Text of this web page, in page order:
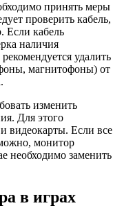
принять меры
проверить кабель,
Если кабель
наличия
удалить
магнитофоны) от
изменить
Для этого
видеокарты. Если все
монитор
необходимо заменить
в играх